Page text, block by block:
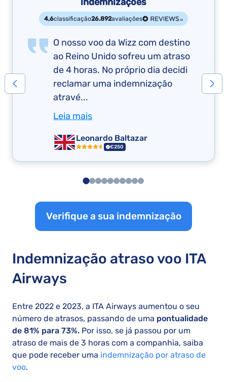
4,6classificação26.892avaliações
O nosso voo da Wizz com destino
ao Reino Unido sofreu um atraso
de 4 horas. No próprio dia decidi
reclamar uma indemnização
atravé...
Leia mais
Leonardo Baltazar
€250
Verifique a sua indemnização
Indemnização atraso voo ITA
Airways
Entre 2022 e 2023, a ITA Airways aumentou o seu
número de atrasos, passando de uma pontualidade
de 81% para 73%. Por isso, se já passou por um
atraso de mais de 3 horas com a companhia, saiba
que pode receber uma indemnização por atraso de
voo.